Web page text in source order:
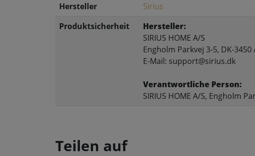
Hersteller
Sirius
Produktsicherheit
Hersteller:
SIRIUS HOME A/S
Engholm Parkvej 3-5, DK-
E-Mail: support@sirius.dk
Verantwortliche Person:
SIRIUS HOME A/S, Engholm
Teilen auf